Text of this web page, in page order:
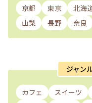
京都 東京 北海
山梨
長野 奈良
ジャン
カフェ スイーツ